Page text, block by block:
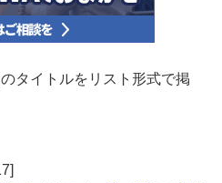
タイトルをリスト形式で掲